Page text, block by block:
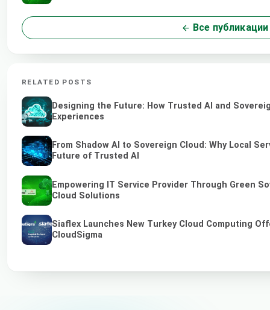
Все публикации
RELATED POSTS
Designing the Future: How Trusted AI and
Experiences
From Shadow AI to Sovereign Cloud: Why Local
Future of Trusted AI
Empowering IT Service Provider Through Green
Cloud Solutions
Siaflex Launches New Turkey Cloud Computing
CloudSigma